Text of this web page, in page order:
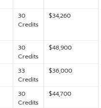
30
Credits
$34,260
30
Credits
$48,900
33
Credits
$36,000
30
Credits
$44,700